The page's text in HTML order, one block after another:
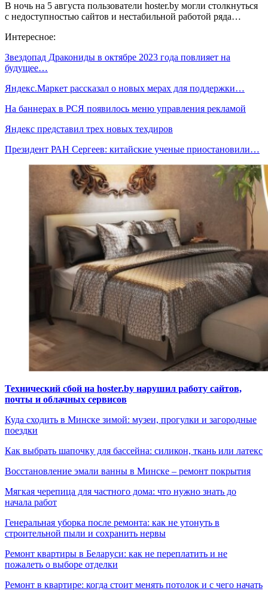
В ночь на 5 августа пользователи hoster.by могли столкнуться
с недоступностью сайтов и нестабильной работой ряда…
Интересное:
Звездопад Дракониды в октябре 2023 года повлияет на
будущее…
Яндекс.Маркет рассказал о новых мерах для поддержки…
На баннерах в РСЯ появилось меню управления рекламой
Яндекс представил трех новых техдиров
Президент РАН Сергеев: китайские ученые приостановили…
Технический сбой на hoster.by нарушил работу сайтов,
почты и облачных сервисов
Куда сходить в Минске зимой: музеи, прогулки и загородные
поездки
Как выбрать шапочку для бассейна: силикон, ткань или латекс
Восстановление эмали ванны в Минске – ремонт покрытия
Мягкая черепица для частного дома: что нужно знать до
начала работ
Генеральная уборка после ремонта: как не утонуть в
строительной пыли и сохранить нервы
Ремонт квартиры в Беларуси: как не переплатить и не
пожалеть о выборе отделки
Ремонт в квартире: когда стоит менять потолок и с чего начать